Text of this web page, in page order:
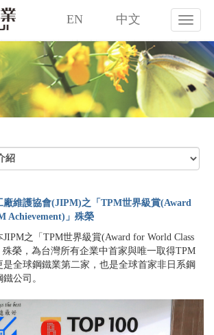
燁
輝
企
業
股
份
有
限
司
EN 中文
廠維護協會(JIPM)之「TPM世界級賞(Award
Achievement)」殊榮
之「TPM世界級賞(Award for World Class
殊榮，為台灣所有企業中首家與唯一取得TPM
全球鋼鐵業第二家，也是全球首家非日系鋼
公司。